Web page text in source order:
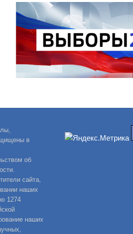
в
об
сайта,
наших
1274
наших